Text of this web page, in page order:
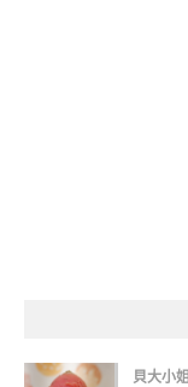
貝大小